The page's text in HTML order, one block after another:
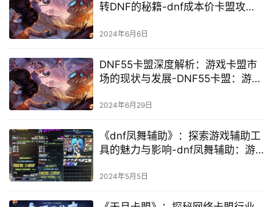
转DNF的秘籍-dnf成本价卡盟攻
2024年6月6日
DNF55卡盟深度解析：游戏卡盟市
场的现状与发展-DNF55卡盟：游戏
2024年6月29日
《dnf凤舞辅助》：探索游戏辅助工
具的魅力与影响-dnf凤舞辅助：游
2024年5月5日